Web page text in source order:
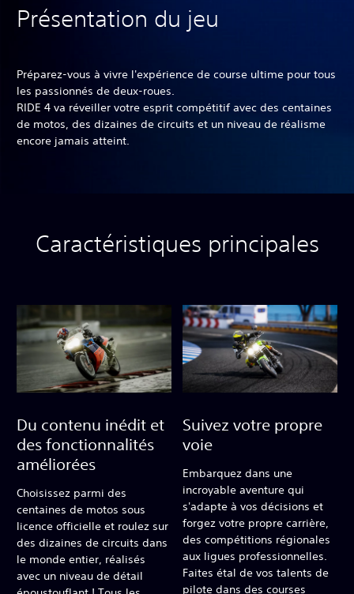
Présentation du jeu
Préparez-vous à vivre l'expérience de course ultime pour tous
les passionnés de deux-roues.
RIDE 4 va réveiller votre esprit compétitif avec des centaines
de motos, des dizaines de circuits et un niveau de réalisme
encore jamais atteint.
Caractéristiques principales
Du contenu inédit et
des fonctionnalités
améliorées
Choisissez parmi des
centaines de motos sous
licence officielle et roulez sur
des dizaines de circuits dans
le monde entier, réalisés
avec un niveau de détail
Suivez votre propre
voie
Embarquez dans une
incroyable aventure qui
s'adapte à vos décisions et
forgez votre propre carrière,
des compétitions régionales
aux ligues professionnelles.
Faites étal de vos talents de
pilote dans des courses